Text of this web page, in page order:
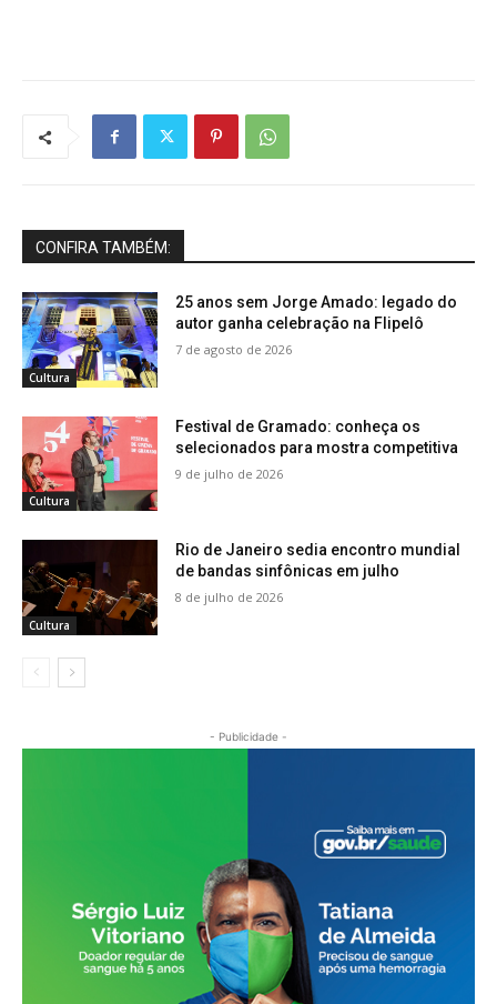
CONFIRA TAMBÉM:
Cultura
25 anos sem Jorge Amado: legado do
autor ganha celebração na Flipelô
7 de agosto de 2026
Cultura
Festival de Gramado: conheça os
selecionados para mostra competitiva
9 de julho de 2026
Cultura
Rio de Janeiro sedia encontro mundial
de bandas sinfônicas em julho
8 de julho de 2026
- Publicidade -